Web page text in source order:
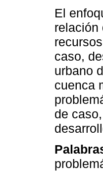
El
relación
caso,
urbano
cuenca
de